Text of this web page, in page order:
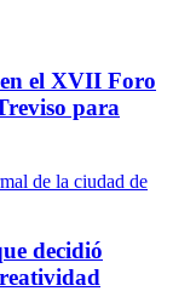
en el XVII Foro
para
decidió